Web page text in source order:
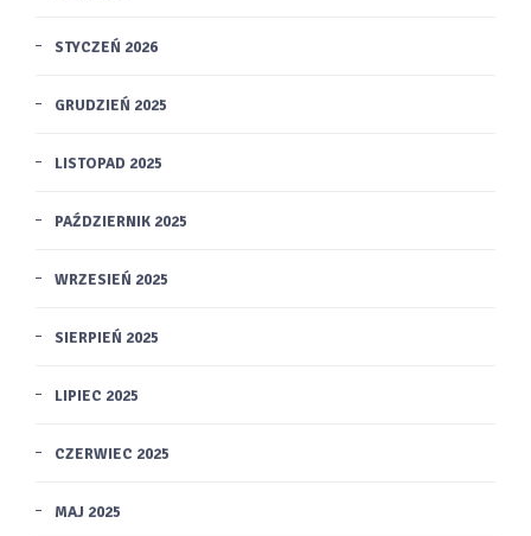
STYCZEŃ 2026
GRUDZIEŃ 2025
LISTOPAD 2025
PAŹDZIERNIK 2025
WRZESIEŃ 2025
SIERPIEŃ 2025
LIPIEC 2025
CZERWIEC 2025
MAJ 2025